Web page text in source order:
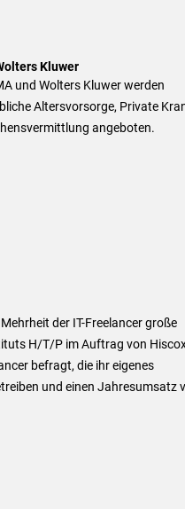
Kluwer
und Wolters Kluwer werden
Altersvorsorge, Private
angeboten.
der IT-Freelancer große
H/T/P im Auftrag von
befragt, die ihr eigenes
und einen Jahresumsatz